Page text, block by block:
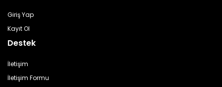
Giriş Yap
Kayıt Ol
Destek
İletişim
İletişim Formu